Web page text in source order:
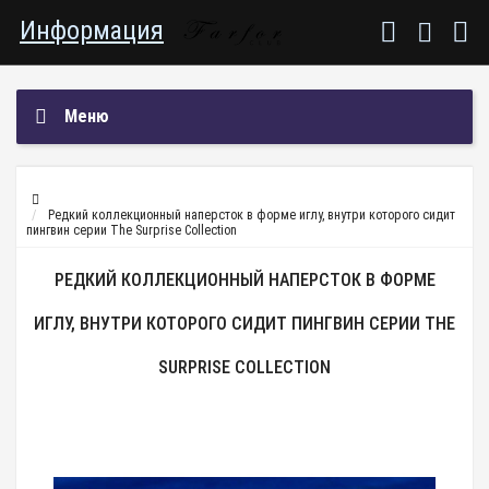
Информация
Меню
Редкий коллекционный наперсток в форме иглу, внутри которого сидит
пингвин серии The Surprise Collection
РЕДКИЙ КОЛЛЕКЦИОННЫЙ НАПЕРСТОК В ФОРМЕ
ИГЛУ, ВНУТРИ КОТОРОГО СИДИТ ПИНГВИН СЕРИИ THE
SURPRISE COLLECTION